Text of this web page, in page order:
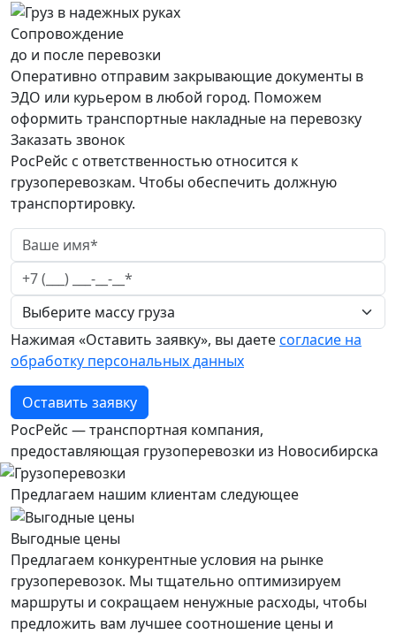
Сопровождение
до и после перевозки
Оперативно отправим закрывающие документы в
ЭДО или курьером в любой город. Поможем
оформить транспортные накладные на перевозку
Заказать звонок
РосРейс с ответственностью относится к
грузоперевозкам. Чтобы обеспечить должную
транспортировку.
Нажимая «Оставить заявку», вы даетесогласие на
обработку персональных данных
Оставить заявку
РосРейс — транспортная компания,
предоставляющая грузоперевозки из Новосибирска
Предлагаем нашим клиентам следующее
Выгодные цены
Предлагаем конкурентные условия на рынке
грузоперевозок. Мы тщательно оптимизируем
маршруты и сокращаем ненужные расходы, чтобы
предложить вам лучшее соотношение цены и